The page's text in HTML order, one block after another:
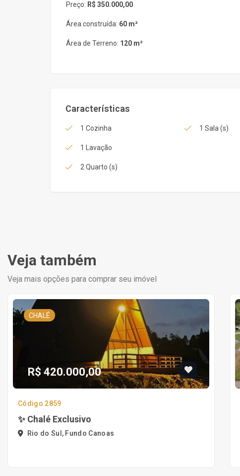
Preço: R$ 350.000,00
Área construída: 60 m²
Área de Terreno: 120 m²
Características
1 Cozinha
1 Lavação
2 Quarto (s)
1 Sala (s)
Veja também
Veja mais opções para comprar seu imóvel
CHALÉ
R$ 420.000,00
Código 2859
✨ Chalé Exclusivo
Rio do Sul, Fundo Canoas